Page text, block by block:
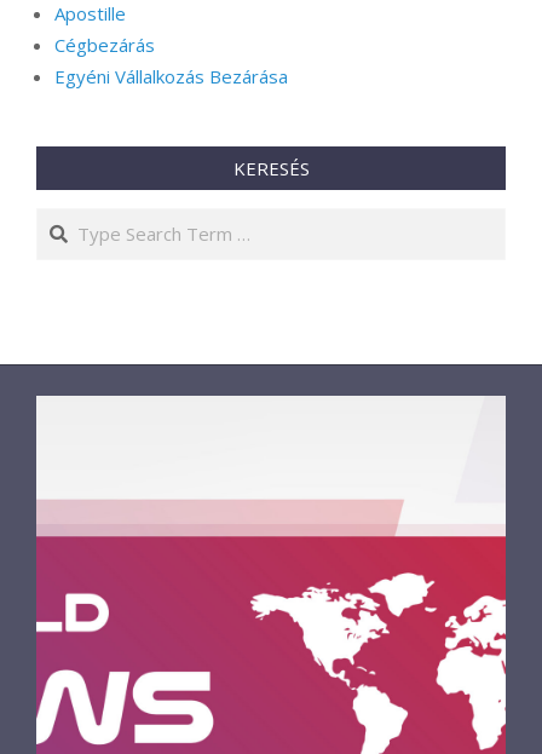
Apostille
Cégbezárás
Egyéni Vállalkozás Bezárása
KERESÉS
Search